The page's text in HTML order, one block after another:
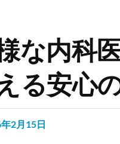
な内科
る安心
2月15日